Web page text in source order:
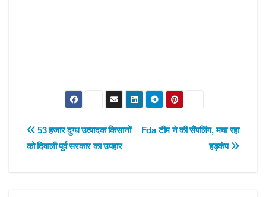
Post
navigation
Fda टीम ने की सैंपलिंग, मचा रहा
हड़कंप
53 हजार दुग्ध उत्पादक किसानों
को दिवाली पूर्व सरकार का उपहार